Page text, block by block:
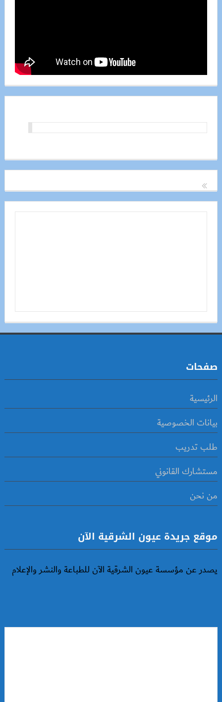
صفحات
الرئيسية
بيانات الخصوصية
طلب تدريب
مستشارك القانوني
من نحن
موقع جريدة عيون الشرقية الآن
يصدر عن مؤسسة عيون الشرقية الآن للطباعة والنشر والإعلام